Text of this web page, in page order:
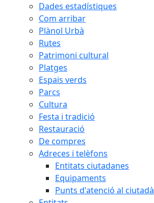
Dades estadístiques
Com arribar
Plànol Urbà
Rutes
Patrimoni cultural
Platges
Espais verds
Parcs
Cultura
Festa i tradició
Restauració
De compres
Adreces i telèfons
Entitats ciutadanes
Equipaments
Punts d'atenció al ciutadà